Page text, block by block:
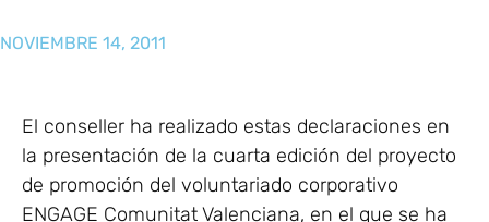
NOVIEMBRE 14, 2011
El conseller ha realizado estas declaraciones en
la presentación de la cuarta edición del proyecto
de promoción del voluntariado corporativo
ENGAGE Comunitat Valenciana, en el que se ha